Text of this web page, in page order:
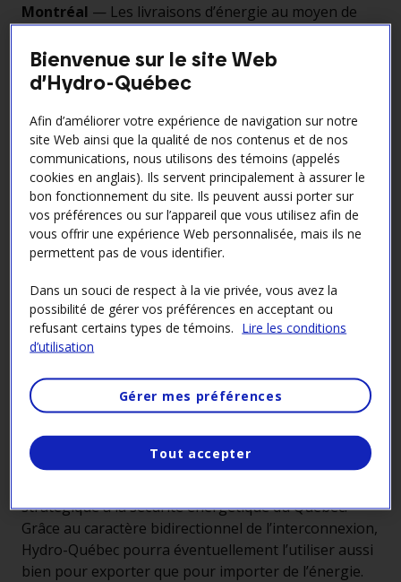
Montréal — Les livraisons d’énergie au moyen de
l’interconnexion des Appalaches-Maine, prévues par
le contrat conclu en 2018 avec des entreprises de
distribution d’électricité du Massachusetts, ont
débuté aujourd’hui. Il s’agit de la première
interconnexion avec une ligne à courant continu
depuis l’inauguration de la ligne Radisson-Sandy
Pond, au début des années 1990.
Plusieurs équipes d’Hydro-Québec ont déployé leurs
énergies et expertises pour concevoir et construire
cette infrastructure stratégique de 100 km sur le
territoire du Québec. Du côté américain, notre
dans le Maine.
Parmi les éléments marquants de ce projet,
mentionnons le développement d’une nouvelle
traversée sur plus de 1 km de l’ancienne mine de la
société Asbestos à Thetford-Mines et l’intégration de
quatre des plus gros transformateurs de tout le
réseau d’Hydro-Québec.
stratégique à la sécurité énergétique du Québec.
Grâce au caractère bidirectionnel de l’interconnexion,
Hydro-Québec pourra éventuellement l’utiliser aussi
bien pour exporter que pour importer de l’énergie.
Bienvenue sur le site Web
d’Hydro-Québec
Afin d’améliorer votre expérience de navigation sur notre
site Web ainsi que la qualité de nos contenus et de nos
communications, nous utilisons des témoins (appelés
cookies en anglais). Ils servent principalement à assurer le
bon fonctionnement du site. Ils peuvent aussi porter sur
vos préférences ou sur l’appareil que vous utilisez afin de
vous offrir une expérience Web personnalisée, mais ils ne
permettent pas de vous identifier.
Dans un souci de respect à la vie privée, vous avez la
possibilité de gérer vos préférences en acceptant ou
refusant certains types de témoins. Lire les conditions
d’utilisation
Gérer mes préférences
Tout accepter